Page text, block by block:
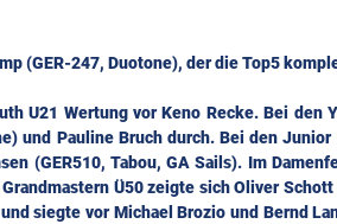
(GER-247, Duotone), der die Top5
U21 Wertung vor Keno Recke. Bei den
und Pauline Bruch durch. Bei den
(GER510, Tabou, GA Sails). Im
Ü50 zeigte sich Oliver Schott
siegte vor Michael Brozio und Bernd